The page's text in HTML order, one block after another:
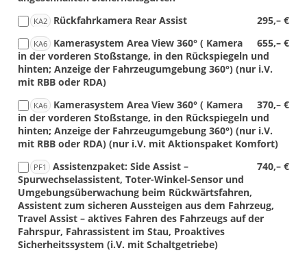
KA2 295,– €
Rückfahrkamera Rear Assist
KA6 655,– €
Kamerasystem Area View 360° ( Kamera
in der vorderen Stoßstange, in den Rückspiegeln und
hinten; Anzeige der Fahrzeugumgebung 360°) (nur i.V.
mit RBB oder RDA)
KA6 370,– €
Kamerasystem Area View 360° ( Kamera
in der vorderen Stoßstange, in den Rückspiegeln und
hinten; Anzeige der Fahrzeugumgebung 360°) (nur i.V.
mit RBB oder RDA) (nur i.V. mit Aktionspaket Komfort)
PF1 740,– €
Assistenzpaket: Side Assist –
Spurwechselassistent, Toter-Winkel-Sensor und
Umgebungsüberwachung beim Rückwärtsfahren,
Assistent zum sicheren Aussteigen aus dem Fahrzeug,
Travel Assist – aktives Fahren des Fahrzeugs auf der
Fahrspur, Fahrassistent im Stau, Proaktives
Sicherheitssystem (i.V. mit Schaltgetriebe)